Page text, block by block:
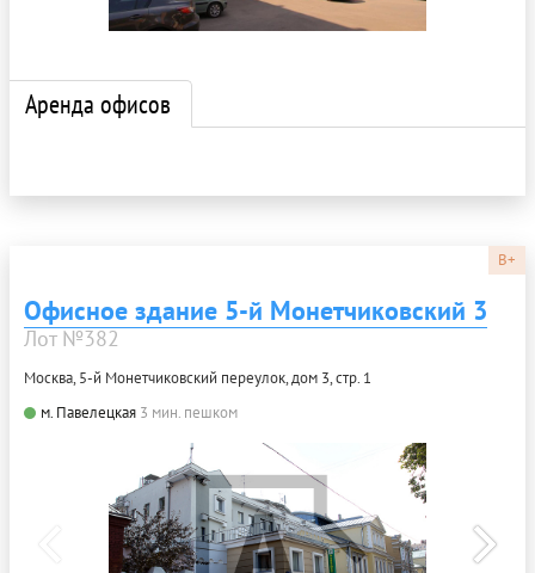
Аренда офисов
B+
Офисное здание 5-й Монетчиковский 3
Лот №382
Москва, 5-й Монетчиковский переулок, дом 3, стр. 1
м. Павелецкая 3 мин. пешком